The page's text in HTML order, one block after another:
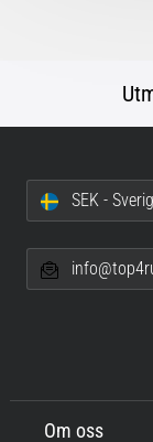
Om oss
SEK -